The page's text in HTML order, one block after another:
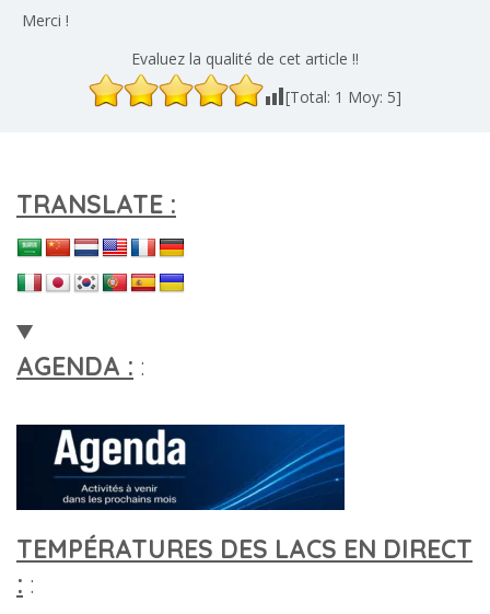
Merci !
Evaluez la qualité de cet article !!
[Total: 1 Moy: 5]
TRANSLATE :
AGENDA : :
TEMPÉRATURES DES LACS EN DIRECT
: :